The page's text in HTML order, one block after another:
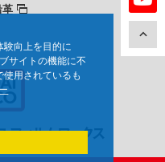
験向上を目的に
サイトの機能に不
用されているも
革